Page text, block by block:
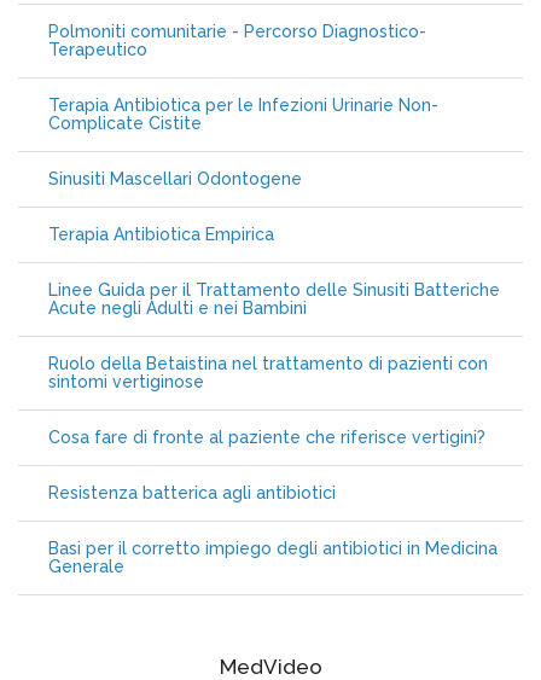
Polmoniti comunitarie - Percorso Diagnostico-
Terapeutico
Terapia Antibiotica per le Infezioni Urinarie Non-
Complicate Cistite
Sinusiti Mascellari Odontogene
Terapia Antibiotica Empirica
Linee Guida per il Trattamento delle Sinusiti Batteriche
Acute negli Adulti e nei Bambini
Ruolo della Betaistina nel trattamento di pazienti con
sintomi vertiginose
Cosa fare di fronte al paziente che riferisce vertigini?
Resistenza batterica agli antibiotici
Basi per il corretto impiego degli antibiotici in Medicina
Generale
MedVideo